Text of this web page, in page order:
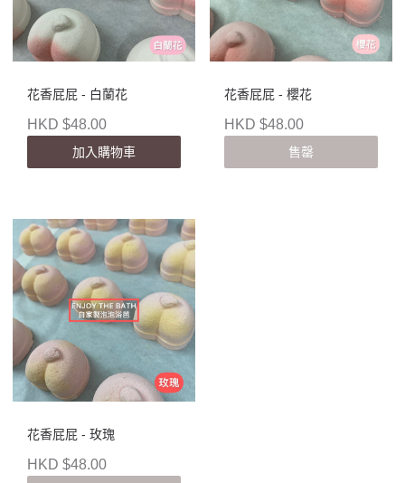
花香屁屁 - 白蘭花
HKD $48.00
加入購物車
花香屁屁 - 櫻花
HKD $48.00
售罄
花香屁屁 - 玫瑰
HKD $48.00